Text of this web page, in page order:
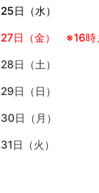
25日（水）
27日（金） ※16時
28日（土）
29日（日）
30日（月）
31日（火）